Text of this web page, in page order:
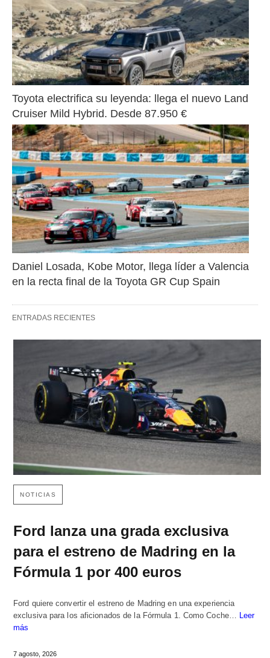
Toyota electrifica su leyenda: llega el nuevo Land
Cruiser Mild Hybrid. Desde 87.950 €
Daniel Losada, Kobe Motor, llega líder a Valencia
en la recta final de la Toyota GR Cup Spain
ENTRADAS RECIENTES
NOTICIAS
Ford lanza una grada exclusiva
para el estreno de Madring en la
Fórmula 1 por 400 euros
Ford quiere convertir el estreno de Madring en una experiencia
exclusiva para los aficionados de la Fórmula 1. Como Coche… Leer
más
7 agosto, 2026